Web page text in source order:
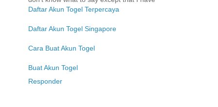
Daftar Akun Togel Terpercaya
Daftar Akun Togel Singapore
Cara Buat Akun Togel
Buat Akun Togel
Responder